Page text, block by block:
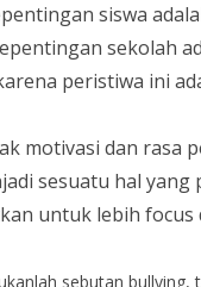
siswa
sekolah
peristiwa ini
motivasi dan rasa
sesuatu hal yang
untuk lebih
sebutan